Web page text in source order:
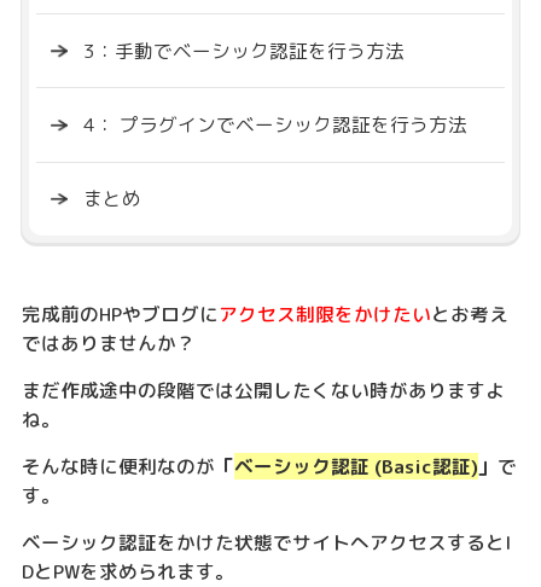
3：手動でベーシック認証を行う方法
4： プラグインでベーシック認証を行う方法
まとめ
完成前のHPやブログにアクセス制限をかけたいとお考え
ではありませんか？
まだ作成途中の段階では公開したくない時がありますよ
ね。
そんな時に便利なのが 「ベーシック認証 (Basic認証) 」 で
す。
ベーシック認証をかけた状態でサイトへアクセスするとI
DとPWを求められます。